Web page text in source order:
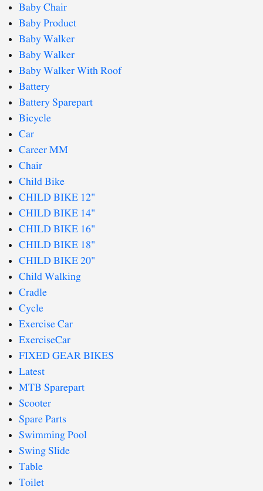
Baby Chair
Baby Product
Baby Walker
Baby Walker
Baby Walker With Roof
Battery
Battery Sparepart
Bicycle
Car
Career MM
Chair
Child Bike
CHILD BIKE 12"
CHILD BIKE 14"
CHILD BIKE 16"
CHILD BIKE 18"
CHILD BIKE 20"
Child Walking
Cradle
Cycle
Exercise Car
ExerciseCar
FIXED GEAR BIKES
Latest
MTB Sparepart
Scooter
Spare Parts
Swimming Pool
Swing Slide
Table
Toilet